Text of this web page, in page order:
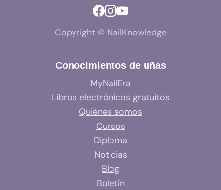
Copyright © NailKnowledge
Conocimientos de uñas
MyNailEra
Libros electrónicos gratuitos
Quiénes somos
Cursos
Diploma
Noticias
Blog
Boletín